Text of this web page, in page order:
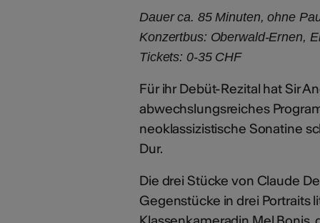
Dauer ca. 85 Minuten, ohne
Konzertbus: Oberwald-Ernen,
Tickets: 0-35 CHF
Für ihr Debüt-Rezital hat Sir
abwechslungsreiches
neoklassizistische Sonatine
Dur.
Die drei Stücke von Claude
Gegenstücke in drei Portraits